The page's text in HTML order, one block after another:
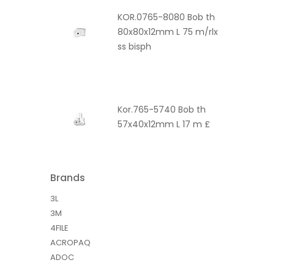
KOR.0765-8080 Bob th
80x80x12mm L 75 m/rlx
ss bisph
Kor.765-5740 Bob th
57x40x12mm L 17 m £
Brands
3L
3M
4FILE
ACROPAQ
ADOC